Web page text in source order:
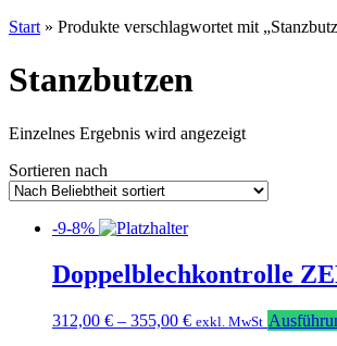
Start » Produkte verschlagwortet mit
Stanzbutzen
Einzelnes Ergebnis wird angezeigt
Sortieren nach
-9-8%
Doppelblechkontrolle
312,00 € – 355,00 € exkl. MwSt